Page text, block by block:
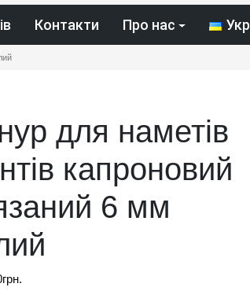
Контакти Про нас Укр
для наметів
капроновий
6 мм
грн.